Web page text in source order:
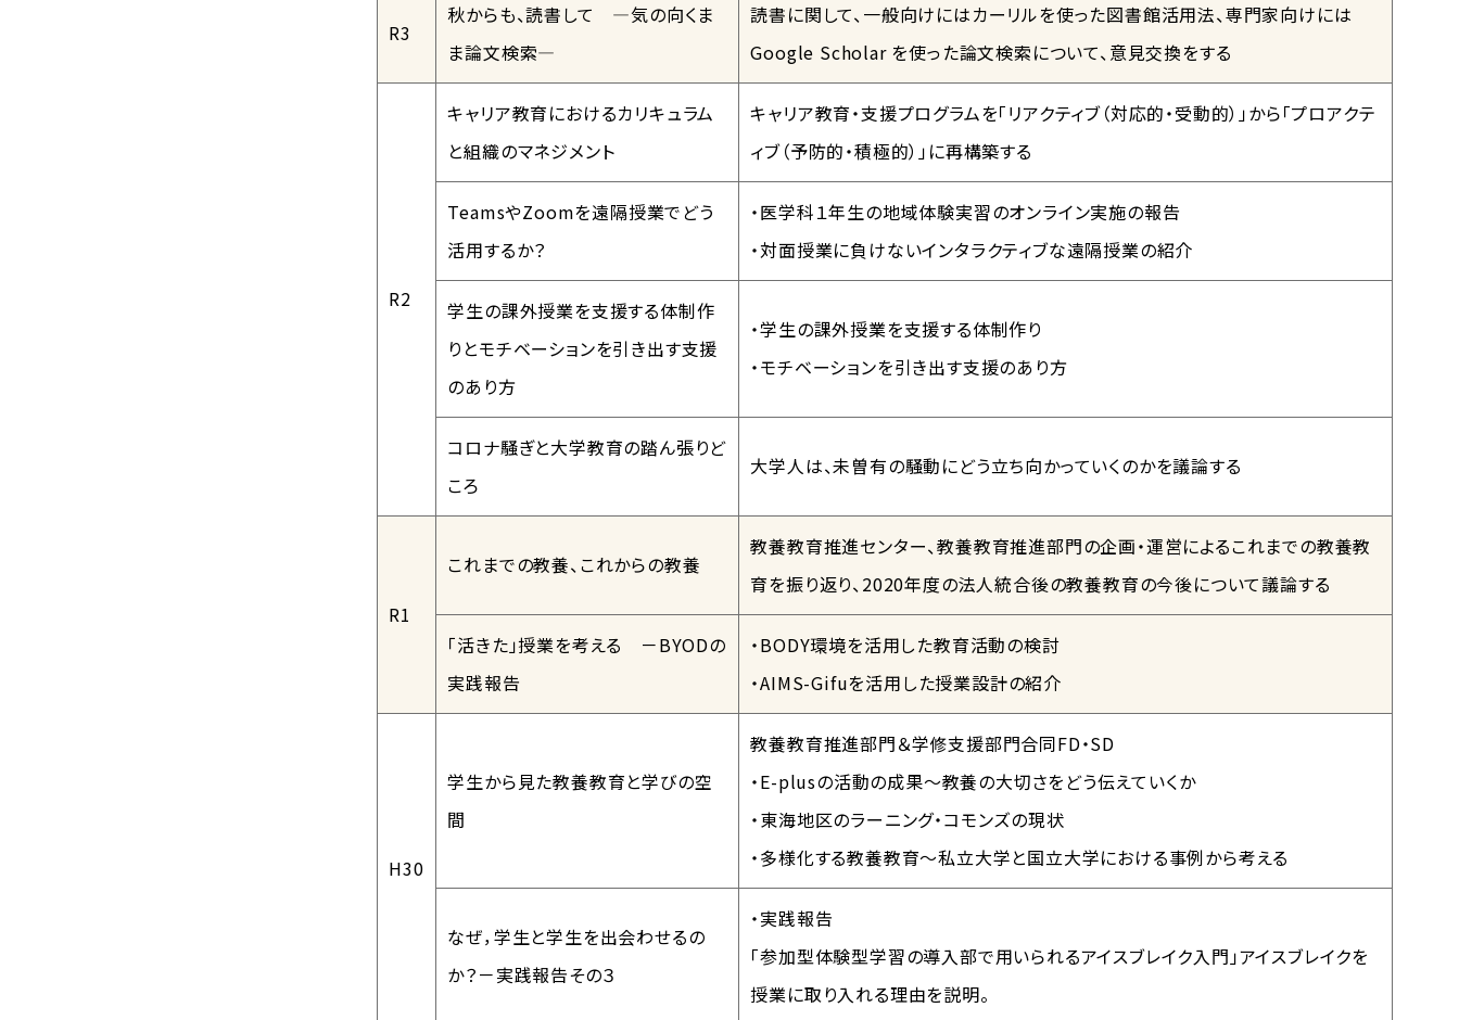
R3
秋からも、読書して ―気の向くま
ま論文検索―
読書に関して、一般向けにはカーリルを使った図書館活用法、専門家向けには
Google Scholar を使った論文検索について、意見交換をする
R2
キャリア教育におけるカリキュラム
と組織のマネジメント
キャリア教育・支援プログラムを「リアクティブ（対応的・受動的）」から「プロアクテ
ィブ（予防的・積極的）」に再構築する
TeamsやZoomを遠隔授業でどう
活用するか？
・医学科１年生の地域体験実習のオンライン実施の報告
・対面授業に負けないインタラクティブな遠隔授業の紹介
学生の課外授業を支援する体制作
りとモチベーションを引き出す支援
のあり方
・学生の課外授業を支援する体制作り
・モチベーションを引き出す支援のあり方
コロナ騒ぎと大学教育の踏ん張りど
ころ
大学人は、未曽有の騒動にどう立ち向かっていくのかを議論する
R1
これまでの教養、これからの教養
教養教育推進センター、教養教育推進部門の企画・運営によるこれまでの教養教
育を振り返り、2020年度の法人統合後の教養教育の今後について議論する
「活きた」授業を考える －BYODの
実践報告
・BODY環境を活用した教育活動の検討
・AIMS-Gifuを活用した授業設計の紹介
H30
学生から見た教養教育と学びの空
間
教養教育推進部門＆学修支援部門合同FD・SD
・E-plusの活動の成果～教養の大切さをどう伝えていくか
・東海地区のラーニング・コモンズの現状
・多様化する教養教育～私立大学と国立大学における事例から考える
なぜ，学生と学生を出会わせるの
か？－実践報告その３
・実践報告
「参加型体験型学習の導入部で用いられるアイスブレイク入門」アイスブレイクを
授業に取り入れる理由を説明。